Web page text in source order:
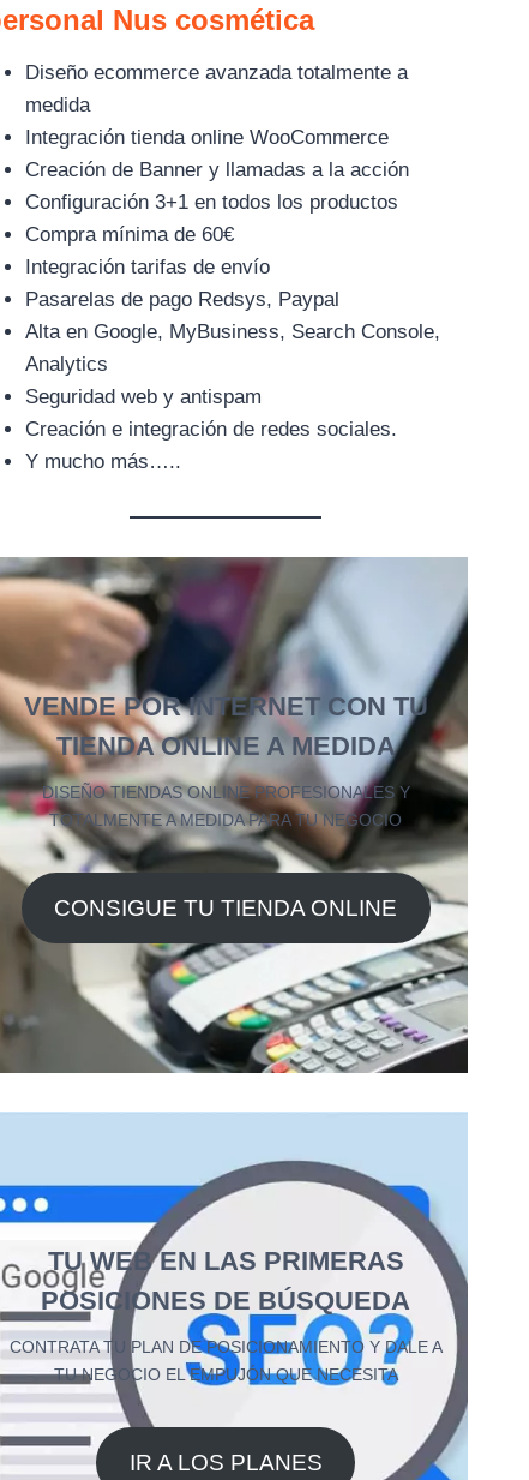
Nus cosmética
Diseño ecommerce avanzada totalmente a
medida
Integración tienda online WooCommerce
Creación de Banner y llamadas a la acción
Configuración 3+1 en todos los productos
Compra mínima de 60€
Integración tarifas de envío
Pasarelas de pago Redsys, Paypal
Alta en Google, MyBusiness, Search Console,
Analytics
Seguridad web y antispam
Creación e integración de redes sociales.
Y mucho más…..
VENDE POR INTERNET CON TU
TIENDA ONLINE A MEDIDA
DISEÑO TIENDAS ONLINE PROFESIONALES Y
TOTALMENTE A MEDIDA PARA TU NEGOCIO
CONSIGUE TU TIENDA ONLINE
TU WEB EN LAS PRIMERAS
POSICIONES DE BÚSQUEDA
CONTRATA TU PLAN DE POSICIONAMIENTO Y DALE A
TU NEGOCIO EL EMPUJÓN QUE NECESITA
IR A LOS PLANES